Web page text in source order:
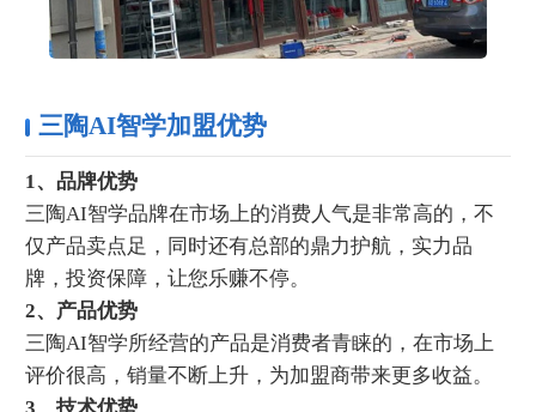
三陶AI智学加盟优势
1、品牌优势
三陶AI智学品牌在市场上的消费人气是非常高的，不
仅产品卖点足，同时还有总部的鼎力护航，实力品
牌，投资保障，让您乐赚不停。
2、产品优势
三陶AI智学所经营的产品是消费者青睐的，在市场上
评价很高，销量不断上升，为加盟商带来更多收益。
3、技术优势